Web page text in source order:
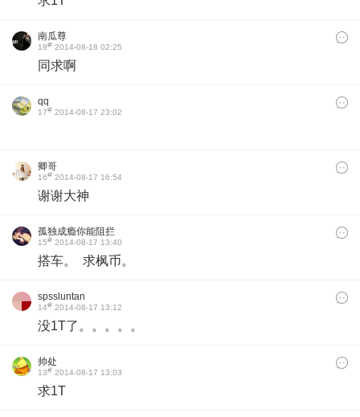
南瓜尊
18# 2014-08-18 02:25
同求啊
qq
17# 2014-08-17 23:02
卿哥
16# 2014-08-17 16:54
谢谢大神
孤独成瘾你能阻拦
15# 2014-08-17 13:40
搭车。 求枫币。
spssluntan
14# 2014-08-17 13:12
没1T了。。。。。
帅处
13# 2014-08-17 13:03
求1T